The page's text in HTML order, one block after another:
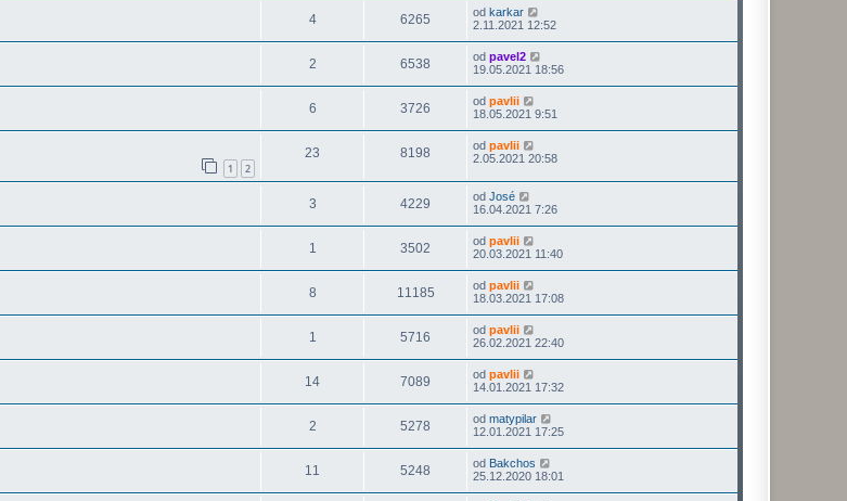
4 6265 od karkar
2.11.2021 12:52
2 6538 od pavel2
19.05.2021 18:56
6 3726 od pavlii
18.05.2021 9:51
1 2
23 8198 od pavlii
2.05.2021 20:58
3 4229 od José
16.04.2021 7:26
1 3502 od pavlii
20.03.2021 11:40
8 11185 od pavlii
18.03.2021 17:08
1 5716 od pavlii
26.02.2021 22:40
14 7089 od pavlii
14.01.2021 17:32
2 5278 od matypilar
12.01.2021 17:25
11 5248 od Bakchos
25.12.2020 18:01